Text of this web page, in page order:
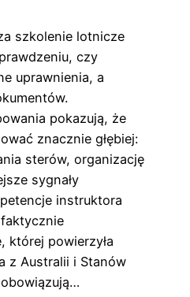
szkolenie lotnicze
czy
uprawnienia, a
pokazują, że
znacznie głębiej:
sterów, organizację
sygnały
instruktora
której powierzyła
z Australii i Stanów